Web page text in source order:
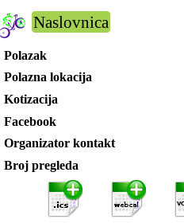
Naslovnica
Polazak
Polazna lokacija
Kotizacija
Facebook
Organizator kontakt
Broj pregleda